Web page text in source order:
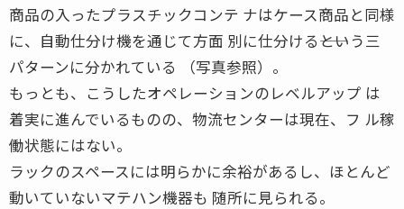
商品の入ったプラスチックコンテ ナはケース商品と同様
に、自動仕分け機を通じて方面 別に仕分ける――という三
パターンに分かれている （写真参照）。
もっとも、こうしたオペレーションのレベルアップ は
着実に進んでいるものの、物流センターは現在、フ ル稼
働状態にはない。
ラックのスペースには明らかに余裕があるし、ほとんど
動いていないマテハン機器も 随所に見られる。